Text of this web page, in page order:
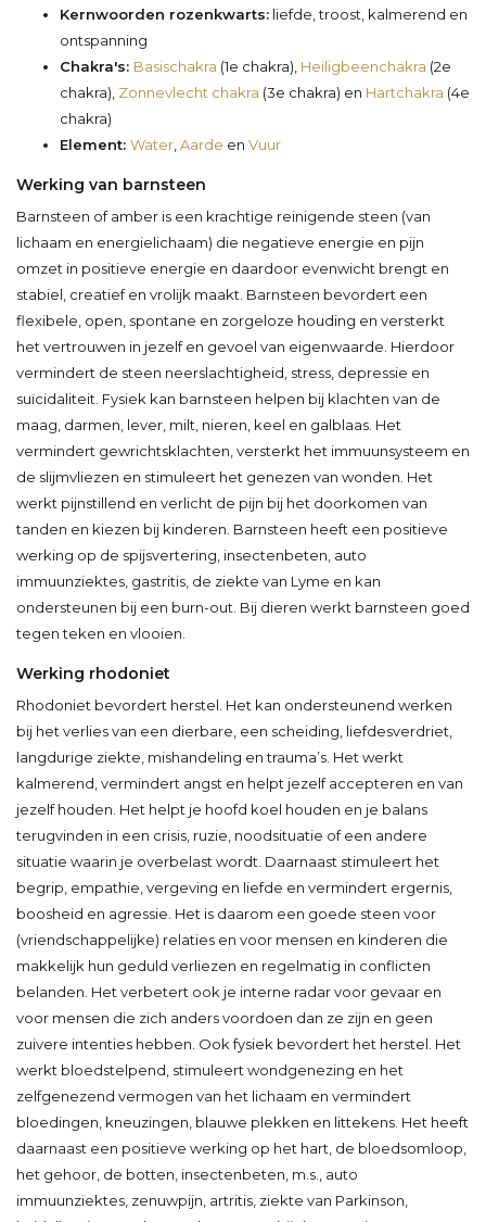
Kernwoorden rozenkwarts: liefde, troost, kalmerend en
ontspanning
Chakra's: Basischakra (1e chakra), Heiligbeenchakra (2e
chakra), Zonnevlecht chakra (3e chakra) en Hartchakra (4e
chakra)
Element: Water Aarde en Vuur
Werking van barnsteen
Barnsteen of amber is een krachtige reinigende steen (van
lichaam en energielichaam) die negatieve energie en pijn
omzet in positieve energie en daardoor evenwicht brengt en
stabiel, creatief en vrolijk maakt. Barnsteen bevordert een
flexibele, open, spontane en zorgeloze houding en versterkt
het vertrouwen in jezelf en gevoel van eigenwaarde. Hierdoor
vermindert de steen neerslachtigheid, stress, depressie en
suïcidaliteit. Fysiek kan barnsteen helpen bij klachten van de
maag, darmen, lever, milt, nieren, keel en galblaas. Het
vermindert gewrichtsklachten, versterkt het immuunsysteem en
de slijmvliezen en stimuleert het genezen van wonden. Het
werkt pijnstillend en verlicht de pijn bij het doorkomen van
tanden en kiezen bij kinderen. Barnsteen heeft een positieve
werking op de spijsvertering, insectenbeten, auto
immuunziektes, gastritis, de ziekte van Lyme en kan
ondersteunen bij een burn-out. Bij dieren werkt barnsteen goed
tegen teken en vlooien.
Werking rhodoniet
Rhodoniet bevordert herstel. Het kan ondersteunend werken
bij het verlies van een dierbare, een scheiding, liefdesverdriet,
langdurige ziekte, mishandeling en trauma’s. Het werkt
kalmerend, vermindert angst en helpt jezelf accepteren en van
jezelf houden. Het helpt je hoofd koel houden en je balans
terugvinden in een crisis, ruzie, noodsituatie of een andere
situatie waarin je overbelast wordt. Daarnaast stimuleert het
begrip, empathie, vergeving en liefde en vermindert ergernis,
boosheid en agressie. Het is daarom een goede steen voor
(vriendschappelijke) relaties en voor mensen en kinderen die
makkelijk hun geduld verliezen en regelmatig in conflicten
belanden. Het verbetert ook je interne radar voor gevaar en
voor mensen die zich anders voordoen dan ze zijn en geen
zuivere intenties hebben. Ook fysiek bevordert het herstel. Het
werkt bloedstelpend, stimuleert wondgenezing en het
zelfgenezend vermogen van het lichaam en vermindert
bloedingen, kneuzingen, blauwe plekken en littekens. Het heeft
daarnaast een positieve werking op het hart, de bloedsomloop,
het gehoor, de botten, insectenbeten, m.s., auto
immuunziektes, zenuwpijn, artritis, ziekte van Parkinson,